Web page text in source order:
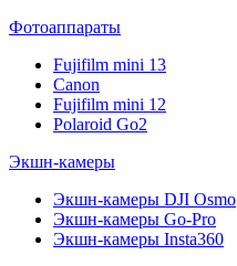
Фотоаппараты
Fujifilm mini 13
Canon
Fujifilm mini 12
Polaroid Go2
Экшн-камеры
Экшн-камеры DJI Osmo
Экшн-камеры Go-Pro
Экшн-камеры Insta360